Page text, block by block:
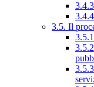
3.5. Il